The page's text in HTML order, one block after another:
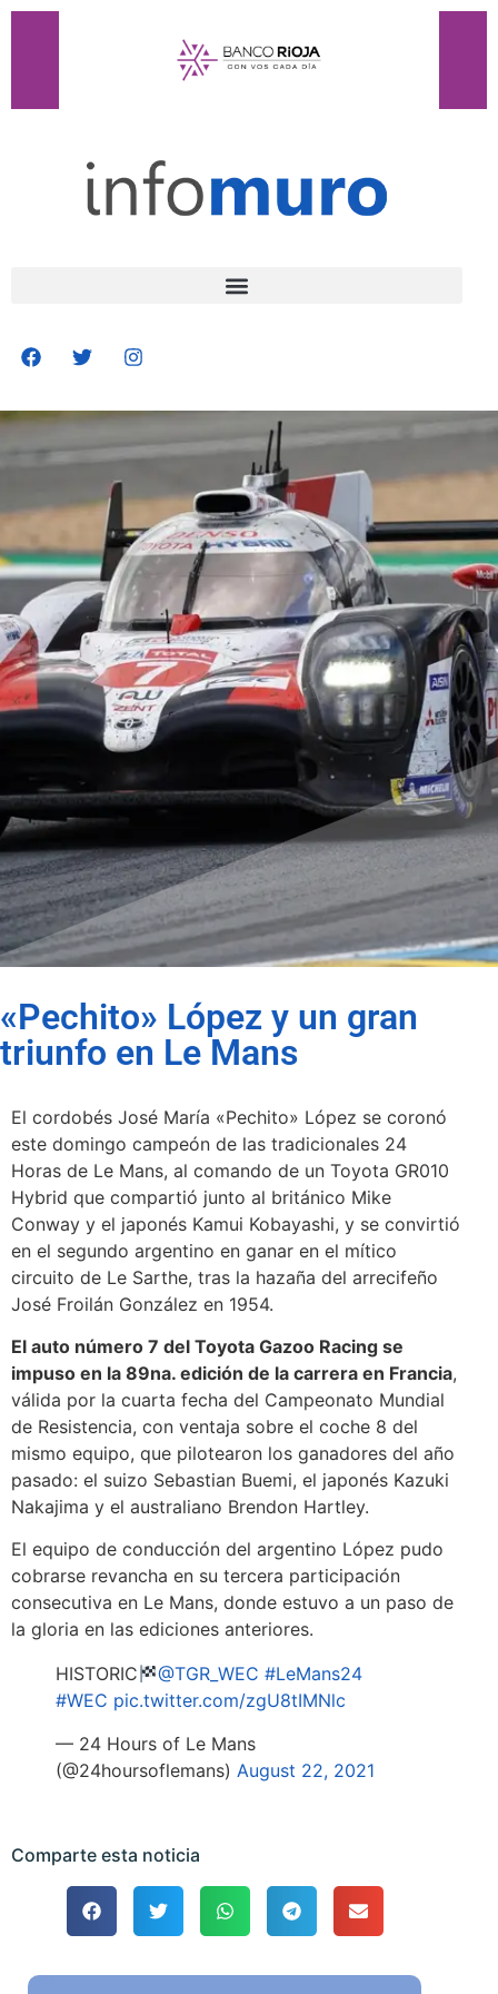
«Pechito» López y un gran
triunfo en Le Mans
El cordobés José María «Pechito» López se coronó
este domingo campeón de las tradicionales 24
Horas de Le Mans, al comando de un Toyota GR010
Hybrid que compartió junto al británico Mike
Conway y el japonés Kamui Kobayashi, y se convirtió
en el segundo argentino en ganar en el mítico
circuito de Le Sarthe, tras la hazaña del arrecifeño
José Froilán González en 1954.
El auto número 7 del Toyota Gazoo Racing se
impuso en la 89na. edición de la carrera en Francia,
válida por la cuarta fecha del Campeonato Mundial
de Resistencia, con ventaja sobre el coche 8 del
mismo equipo, que pilotearon los ganadores del año
pasado: el suizo Sebastian Buemi, el japonés Kazuki
Nakajima y el australiano Brendon Hartley.
El equipo de conducción del argentino López pudo
cobrarse revancha en su tercera participación
consecutiva en Le Mans, donde estuvo a un paso de
la gloria en las ediciones anteriores.
HISTORIC
@TGR_WEC #LeMans24
#WEC pic.twitter.com/zgU8tIMNlc
— 24 Hours of Le Mans
(@24hoursoflemans) August 22, 2021
Comparte esta noticia